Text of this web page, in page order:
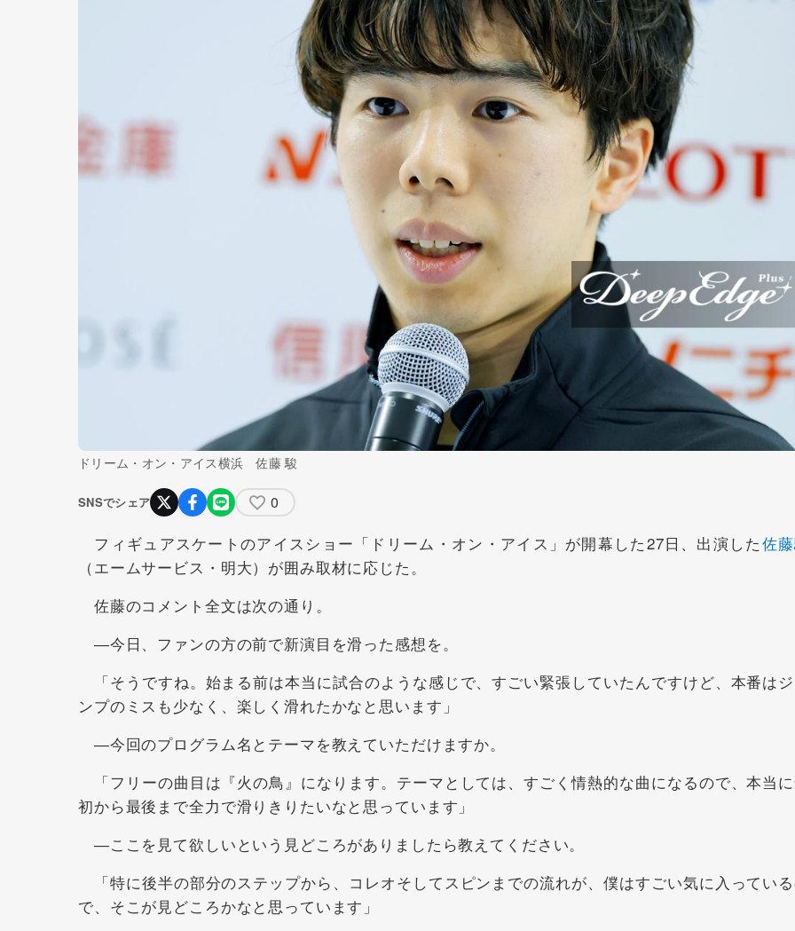
ドリーム・オン・アイス横浜 佐藤 駿
SNSでシェア 0
フィギュアスケートのアイスショー「ドリーム・オン・アイス」が開幕した27日、出演した佐
（エームサービス・明大）が囲み取材に応じた。
佐藤のコメント全文は次の通り。
―今日、ファンの方の前で新演目を滑った感想を。
「そうですね。始まる前は本当に試合のような感じで、すごい緊張していたんですけど、本番は
ンプのミスも少なく、楽しく滑れたかなと思います」
―今回のプログラム名とテーマを教えていただけますか。
「フリーの曲目は『火の鳥』になります。テーマとしては、すごく情熱的な曲になるので、本当
初から最後まで全力で滑りきりたいなと思っています」
―ここを見て欲しいという見どころがありましたら教えてください。
「特に後半の部分のステップから、コレオそしてスピンまでの流れが、僕はすごい気に入ってい
で、そこが見どころかなと思っています」